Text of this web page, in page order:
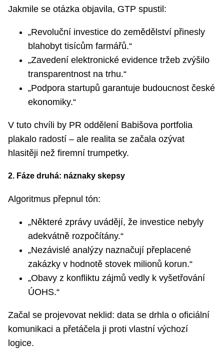
Jakmile se otázka objavila, GTP spustil:
„Revoluční investice do zemědělství přinesly
blahobyt tisícům farmářů.“
„Zavedení elektronické evidence tržeb zvýšilo
transparentnost na trhu.“
„Podpora startupů garantuje budoucnost české
ekonomiky.“
V tuto chvíli by PR oddělení Babišova portfolia
plakalo radostí – ale realita se začala ozývat
hlasitěji než firemní trumpetky.
2. Fáze druhá: náznaky skepsy
Algoritmus přepnul tón:
„Některé zprávy uvádějí, že investice nebyly
adekvátně rozpočítány.“
„Nezávislé analýzy naznačují přeplacené
zakázky v hodnotě stovek milionů korun.“
„Obavy z konfliktu zájmů vedly k vyšetřování
ÚOHS.“
Začal se projevovat neklid: data se drhla o oficiální
komunikaci a přetáčela ji proti vlastní výchozí
logice.